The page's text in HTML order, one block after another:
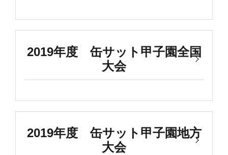
2019年度 缶サット甲子園全国
大会
2019年度 缶サット甲子園地方
大会